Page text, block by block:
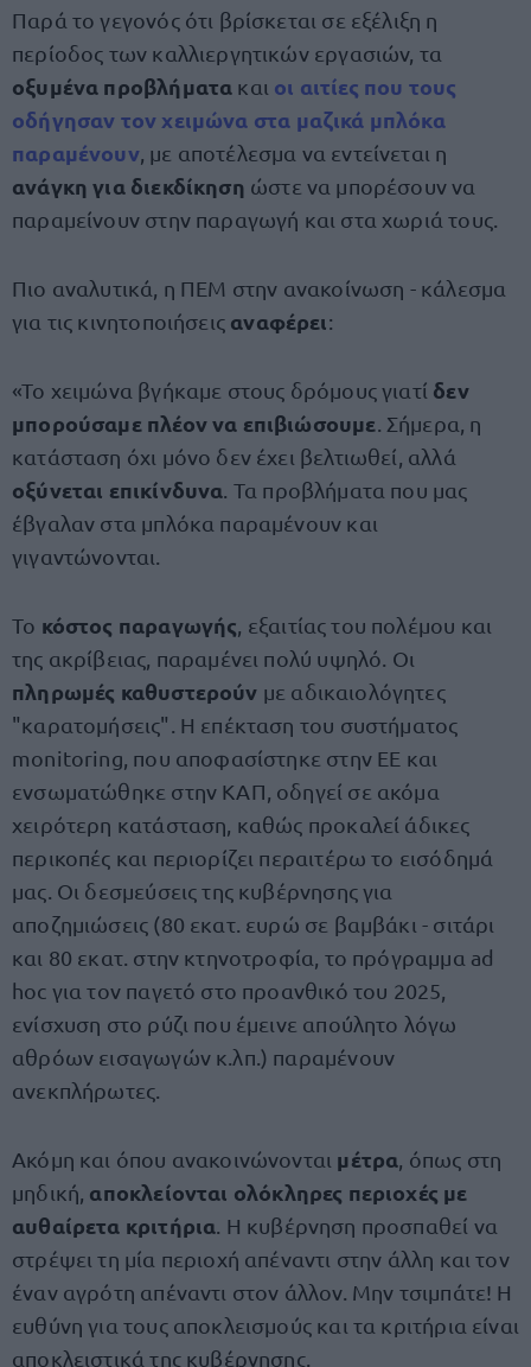
Παρά το γεγονός ότι βρίσκεται σε εξέλιξη η
περίοδος των καλλιεργητικών εργασιών, τα
οξυμένα προβλήματα και οι αιτίες που τους
οδήγησαν τον χειμώνα στα μαζικά μπλόκα
παραμένουν, με αποτέλεσμα να εντείνεται η
ανάγκη για διεκδίκηση ώστε να μπορέσουν να
παραμείνουν στην παραγωγή και στα χωριά τους.
Πιο αναλυτικά, η ΠΕΜ στην ανακοίνωση - κάλεσμα
για τις κινητοποιήσεις αναφέρει:
«Το χειμώνα βγήκαμε στους δρόμους γιατί δεν
μπορούσαμε πλέον να επιβιώσουμε . Σήμερα, η
κατάσταση όχι μόνο δεν έχει βελτιωθεί, αλλά
οξύνεται επικίνδυνα . Τα προβλήματα που μας
έβγαλαν στα μπλόκα παραμένουν και
γιγαντώνονται.
Το κόστος παραγωγής , εξαιτίας του πολέμου και
της ακρίβειας, παραμένει πολύ υψηλό. Οι
πληρωμές καθυστερούν με αδικαιολόγητες
"καρατομήσεις". Η επέκταση του συστήματος
monitoring, που αποφασίστηκε στην ΕΕ και
ενσωματώθηκε στην ΚΑΠ, οδηγεί σε ακόμα
χειρότερη κατάσταση, καθώς προκαλεί άδικες
περικοπές και περιορίζει περαιτέρω το εισόδημά
μας. Οι δεσμεύσεις της κυβέρνησης για
αποζημιώσεις (80 εκατ. ευρώ σε βαμβάκι - σιτάρι
και 80 εκατ. στην κτηνοτροφία, το πρόγραμμα ad
hoc για τον παγετό στο προανθικό του 2025,
ενίσχυση στο ρύζι που έμεινε απούλητο λόγω
αθρόων εισαγωγών κ.λπ.) παραμένουν
ανεκπλήρωτες.
Ακόμη και όπου ανακοινώνονται μέτρα , όπως στη
μηδική, αποκλείονται ολόκληρες περιοχές με
αυθαίρετα κριτήρια . Η κυβέρνηση προσπαθεί να
στρέψει τη μία περιοχή απέναντι στην άλλη και τον
έναν αγρότη απέναντι στον άλλον. Μην τσιμπάτε! Η
ευθύνη για τους αποκλεισμούς και τα κριτήρια είναι
αποκλειστικά της κυβέρνησης.